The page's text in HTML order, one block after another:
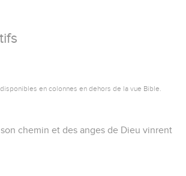
en colonnes en dehors de la vue Bible.
chemin et des anges de Dieu vinrent